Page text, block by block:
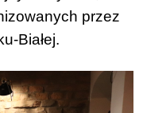
przez
Białej.